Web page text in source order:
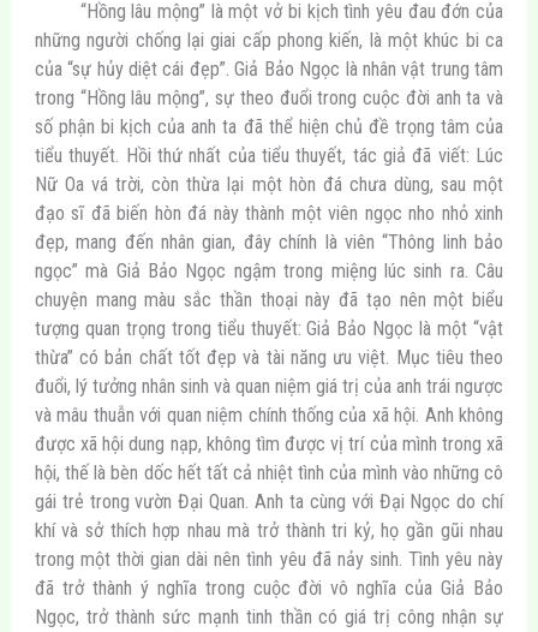
“Hồng lâu mộng” là một vở bi kịch tình yêu đau đớn của
những người chống lại giai cấp phong kiến, là một khúc bi ca
của “sự hủy diệt cái đẹp”. Giả Bảo Ngọc là nhân vật trung tâm
trong “Hồng lâu mộng”, sự theo đuổi trong cuộc đời anh ta và
số phận bi kịch của anh ta đã thể hiện chủ đề trọng tâm của
tiểu thuyết. Hồi thứ nhất của tiểu thuyết, tác giả đã viết: Lúc
Nữ Oa vá trời, còn thừa lại một hòn đá chưa dùng, sau một
đạo sĩ đã biến hòn đá này thành một viên ngọc nho nhỏ xinh
đẹp, mang đến nhân gian, đây chính là viên “Thông linh bảo
ngọc” mà Giả Bảo Ngọc ngậm trong miệng lúc sinh ra. Câu
chuyện mang màu sắc thần thoại này đã tạo nên một biểu
tượng quan trọng trong tiểu thuyết: Giả Bảo Ngọc là một “vật
thừa” có bản chất tốt đẹp và tài năng ưu việt. Mục tiêu theo
đuổi, lý tưởng nhân sinh và quan niệm giá trị của anh trái ngược
và mâu thuẫn với quan niệm chính thống của xã hội. Anh không
được xã hội dung nạp, không tìm được vị trí của mình trong xã
hội, thế là bèn dốc hết tất cả nhiệt tình của mình vào những cô
gái trẻ trong vườn Đại Quan. Anh ta cùng với Đại Ngọc do chí
khí và sở thích hợp nhau mà trở thành tri kỷ, họ gần gũi nhau
trong một thời gian dài nên tình yêu đã nảy sinh. Tình yêu này
đã trở thành ý nghĩa trong cuộc đời vô nghĩa của Giả Bảo
Ngọc, trở thành sức mạnh tinh thần có giá trị công nhận sự